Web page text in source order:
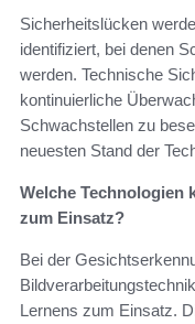
Sicherheitslücken
identifiziert, bei denen
werden. Technische
kontinuierliche
Schwachstellen zu
neuesten Stand der
Welche Technologien
zum Einsatz?
Bei der
Lernens zum Einsatz.